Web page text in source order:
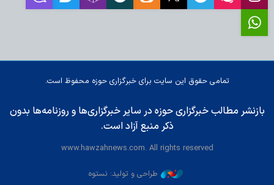
تمامی حقوق این سایت برای خبرگزاری حوزه محفوظ است.
بازنشر مطالب خبرگزاری حوزه در سایر خبرگزاری‌ها و روزنامه‌ها بدون
ذکر منبع آزاد است.
www.hawzahnews.com. All rights reserved
طراحی و تولید: نستوه